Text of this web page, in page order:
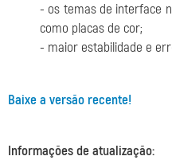
- os temas de interface
como placas de cor;
- maior estabilidade e
Baixe a versão recente!
Informações de atualização: